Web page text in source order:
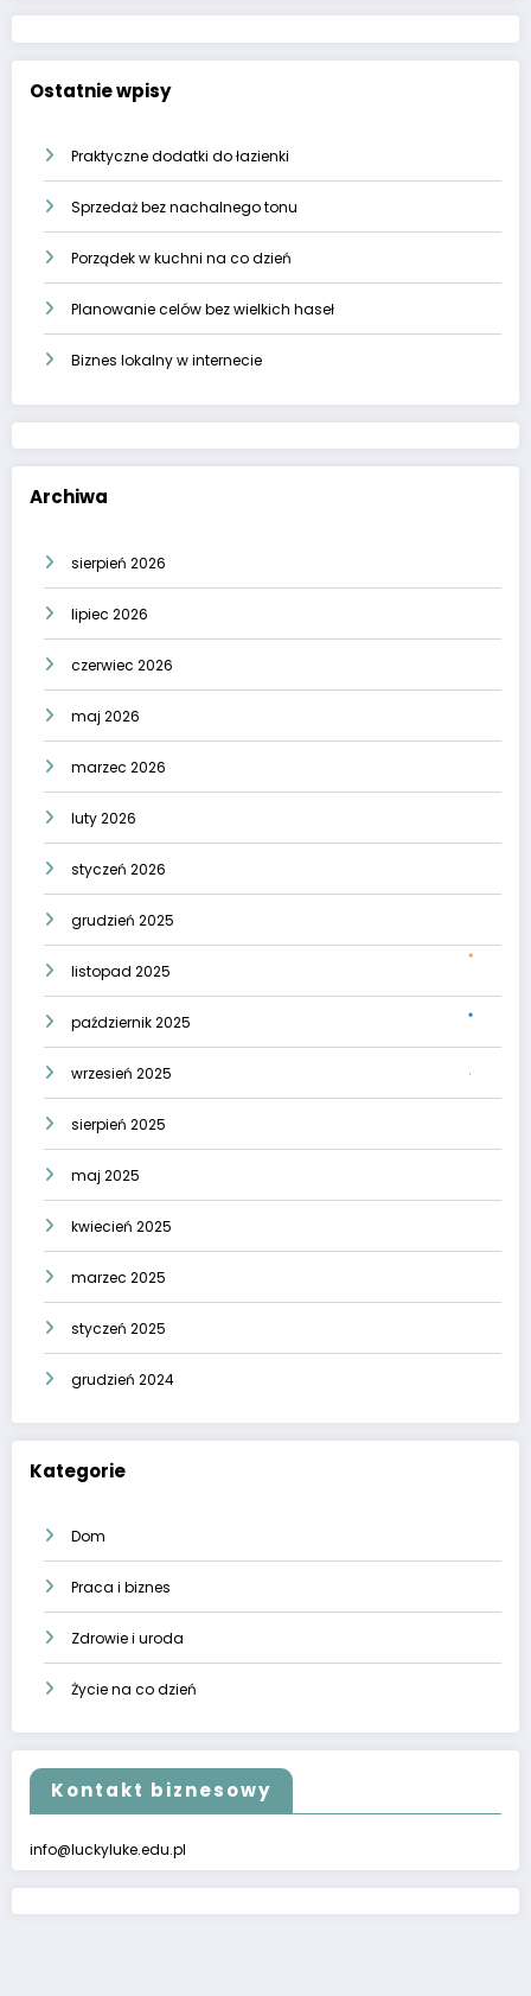
Ostatnie wpisy
Praktyczne dodatki do łazienki
Sprzedaż bez nachalnego tonu
Porządek w kuchni na co dzień
Planowanie celów bez wielkich haseł
Biznes lokalny w internecie
Archiwa
sierpień 2026
lipiec 2026
czerwiec 2026
maj 2026
marzec 2026
luty 2026
styczeń 2026
grudzień 2025
listopad 2025
październik 2025
wrzesień 2025
sierpień 2025
maj 2025
kwiecień 2025
marzec 2025
styczeń 2025
grudzień 2024
Kategorie
Dom
Praca i biznes
Zdrowie i uroda
Życie na co dzień
Kontakt biznesowy
info@luckyluke.edu.pl